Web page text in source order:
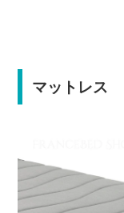
マットレス